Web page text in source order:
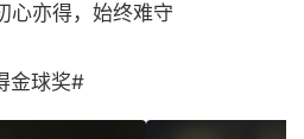
心亦得，始终难守
金球奖#